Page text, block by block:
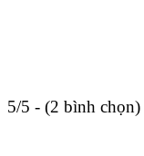
5/5 - (2 bình chọn)